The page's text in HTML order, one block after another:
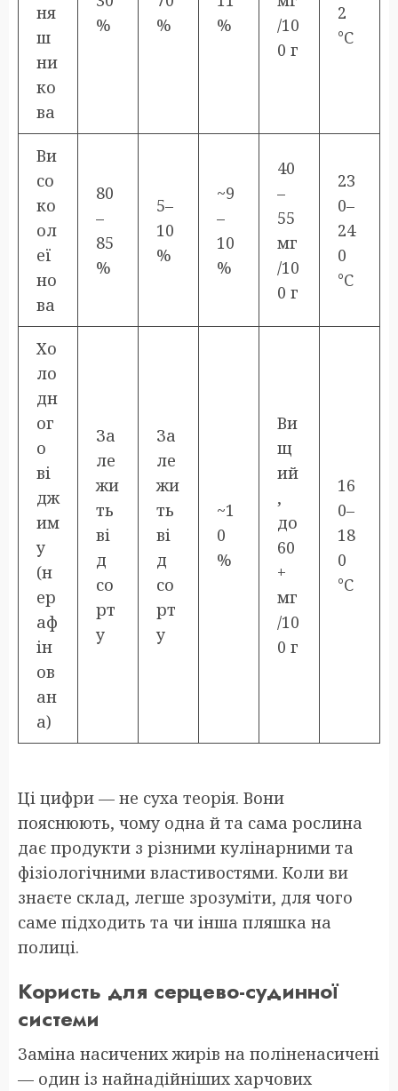
ня
ш
ни
ко
ва
%
%
%
/10
0 г
2
°C
Ви
со
ко
ол
еї
но
ва
80
–
85
%
5–
10
%
~9
–
10
%
40
–
55
мг
/10
0 г
23
0–
24
0
°C
Хо
ло
дн
ог
о
ві
дж
им
у
(н
ер
аф
ін
ов
ан
а)
За
ле
жи
ть
ві
д
со
рт
у
За
ле
жи
ть
ві
д
со
рт
у
~1
0
%
Ви
щ
ий
,
до
60
+
мг
/10
0 г
16
0–
18
0
°C
Ці цифри — не суха теорія. Вони
пояснюють, чому одна й та сама рослина
дає продукти з різними кулінарними та
фізіологічними властивостями. Коли ви
знаєте склад, легше зрозуміти, для чого
саме підходить та чи інша пляшка на
полиці.
Користь для серцево-судинної
системи
Заміна насичених жирів на поліненасичені
— один із найнадійніших харчових